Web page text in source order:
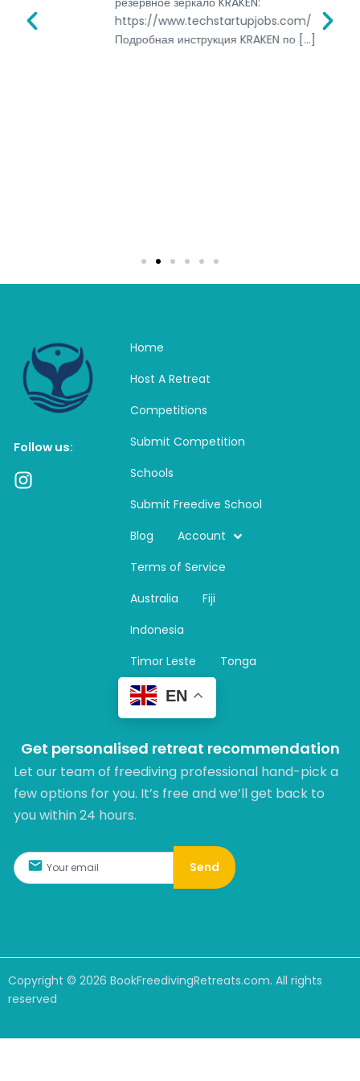
https://www.techstartupjobs.com/
Подробная инструкция KRAKEN по […]
Follow us:
I
n
Home
Host A Retreat
Competitions
Submit Competition
Schools
Submit Freedive School
Blog
Account
Terms of Service
Australia
Fiji
Indonesia
Timor Leste
Tonga
EN
Get personalised retreat recommendation
Let our team of freediving professional hand-pick a
few options for you. It’s free and we’ll get back to
you within 24 hours.​
Send
Copyright © 2026 BookFreedivingRetreats.com. All rights
reserved